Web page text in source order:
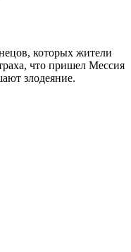
которых жители
что пришел Мессия
злодеяние.